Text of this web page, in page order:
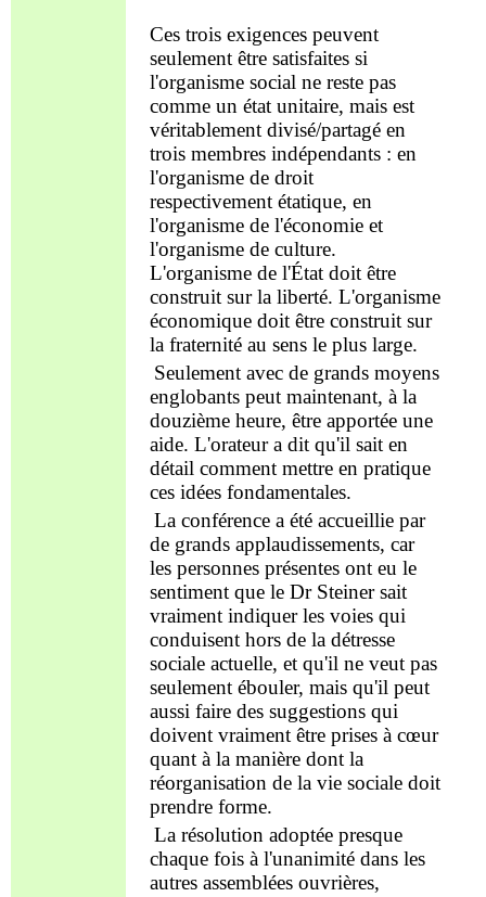
Ces trois exigencespeuvent
seulement être satisfaitessi
l'organisme social ne reste pas
comme un état unitaire, mais est
véritablement divisé/partagé en
trois membres indépendants : en
l'organisme de droit
respectivementétatique, en
l'organisme de l'économie et
l'organisme de culture.
L'organisme de l'État doit être
construit sur la liberté. L'organisme
économique doit être construit sur
la fraternité au sens le plus large.
Seulement avec de grands moyens
englobants peut maintenant, à la
douzième heure, être apportée une
aide. L'orateur a ditqu'il sait en
détail comment mettre en pratique
ces idées fondamentales.
La conférence a été accueillie par
de grands applaudissements, car
les personnes présentes ont eu le
sentiment que le Dr Steiner sait
vraiment indiquer les voies qui
conduisent horsde la détresse
sociale actuelle, et qu'il ne veut pas
seulement ébouler, mais qu'il peut
aussi faire des suggestions qui
doivent vraiment être prises à cœur
quant à la manière dont la
réorganisation de la vie sociale doit
prendre forme.
La résolution adoptée presque
chaque fois à l'unanimité dans les
autres assemblées ouvrières,